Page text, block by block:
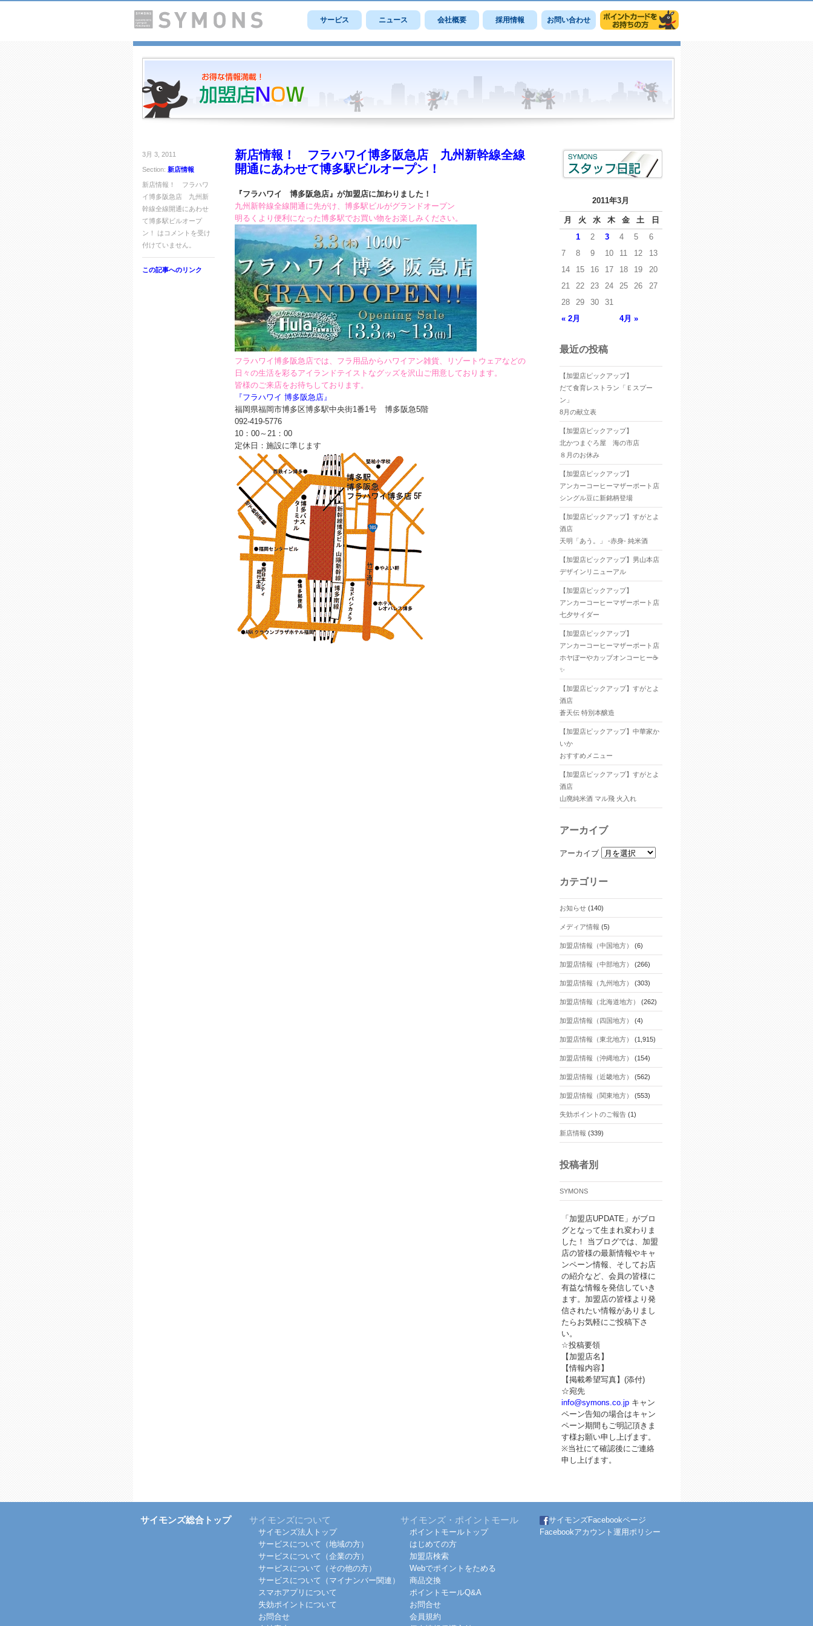
サービス ニュース 会社概要 採用情報 お問い合わせ
3月 3, 2011
Section: 新店情報
新店情報！ フラハワ
イ博多阪急店 九州新
幹線全線開通にあわせ
て博多駅ビルオープ
ン！ は コメントを受け
付けていません。
この記事へのリンク
新店情報！ フラハワイ博多阪急店 九州新幹線全線
開通にあわせて博多駅ビルオープン！
『フラハワイ 博多阪急店』が加盟店に加わりました！
九州新幹線全線開通に先がけ、博多駅ビルがグランドオープン
明るくより便利になった博多駅でお買い物をお楽しみください。
フラハワイ博多阪急店では、フラ用品からハワイアン雑貨、リゾートウェアなどの
日々の生活を彩るアイランドテイストなグッズを沢山ご用意しております。
皆様のご来店をお待ちしております。
『フラハワイ 博多阪急店』
福岡県福岡市博多区博多駅中央街1番1号 博多阪急5階
092-419-5776
10：00～21：00
定休日：施設に準じます
2011年3月
月 火 水 木 金 土 日
« 2月 4月 »
1 2 3 4 5
6
7
8 9 10 11 12
13
14
15 16 17 18 19
20
21
22 23 24 25 26
27
28
29 30 31
最近の投稿
【加盟店ピックアップ】
だて食育レストラン「Ｅスプー
ン」
8月の献立表
【加盟店ピックアップ】
北かつまぐろ屋 海の市店
８月のお休み
【加盟店ピックアップ】
アンカーコーヒーマザーポート店
シングル豆に新銘柄登場
【加盟店ピックアップ】すがとよ
酒店
天明「あう。」 -赤身- 純米酒
【加盟店ピックアップ】男山本店
デザインリニューアル
【加盟店ピックアップ】
アンカーコーヒーマザーポート店
七夕サイダー
【加盟店ピックアップ】
アンカーコーヒーマザーポート店
ホヤぼーやカップオンコーヒー☕
✨
【加盟店ピックアップ】すがとよ
酒店
蒼天伝 特別本醸造
【加盟店ピックアップ】中華家か
いか
おすすめメニュー
【加盟店ピックアップ】すがとよ
酒店
山廃純米酒 マル飛 火入れ
アーカイブ
アーカイブ
カテゴリー
お知らせ(140)
メディア情報 (5)
加盟店情報（中国地方） (6)
加盟店情報（中部地方） (266)
加盟店情報（九州地方） (303)
加盟店情報（北海道地方） (262)
加盟店情報（四国地方） (4)
加盟店情報（東北地方） (1,915)
加盟店情報（沖縄地方） (154)
加盟店情報（近畿地方） (562)
加盟店情報（関東地方） (553)
失効ポイントのご報告(1)
新店情報 (339)
投稿者別
SYMONS
「加盟店UPDATE」がブロ
グとなって生まれ変わりま
した！ 当ブログでは、加盟
店の皆様の最新情報やキャ
ンペーン情報、そしてお店
の紹介など、会員の皆様に
有益な情報を発信していき
ます。加盟店の皆様より発
信されたい情報がありまし
たらお気軽にご投稿下さ
い。
☆投稿要領
【加盟店名】
【情報内容】
【掲載希望写真】(添付)
☆宛先
info@symons.co.jpキャン
ペーン告知の場合はキャン
ペーン期間もご明記頂きま
す様お願い申し上げます。
※当社にて確認後にご連絡
申し上げます。
サイモンズ総合トップ サイモンズについて
サイモンズ法人トップ
サービスについて（地域の方）
サービスについて（企業の方）
サービスについて（その他の方）
サービスについて（マイナンバー関連）
スマホアプリについて
失効ポイントについて
お問合せ
サイモンズ・ポイントモール
ポイントモールトップ
はじめての方
加盟店検索
Webでポイントをためる
商品交換
ポイントモールQ&A
お問合せ
会員規約
サイモンズFacebookページ
Facebookアカウント運用ポリシー